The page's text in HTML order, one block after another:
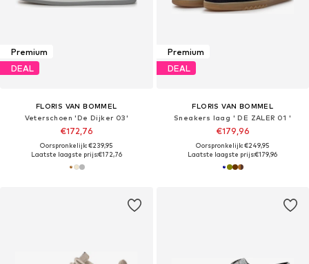
Premium
DEAL
FLORIS VAN BOMMEL
Veterschoen 'De Dijker 03'
€172,76
Oorspronkelijk: €239,95
Laatste laagste prijs:€172,76
Premium
DEAL
FLORIS VAN BOMMEL
Sneakers laag ' DE ZALER 01 '
€179,96
Oorspronkelijk: €249,95
Laatste laagste prijs:€179,96